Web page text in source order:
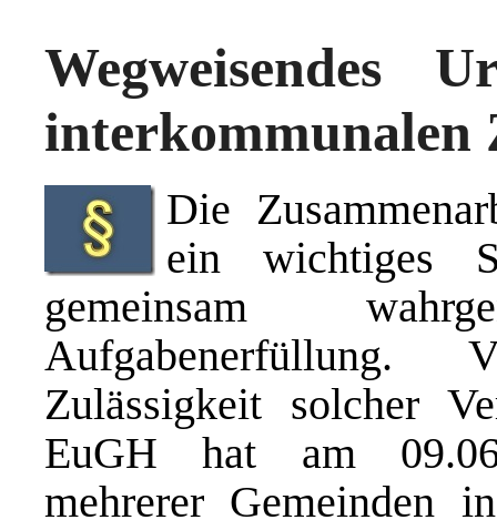
Wegweisendes
interkommunalen
Die
ein wichtiges
gemeinsam
Aufgabenerfüllung.
Zulässigkeit solcher
EuGH hat am
mehrerer Gemeinden